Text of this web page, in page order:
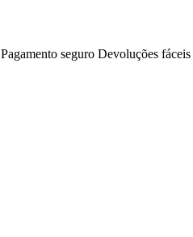
Pagamento seguro Devoluções fáceis